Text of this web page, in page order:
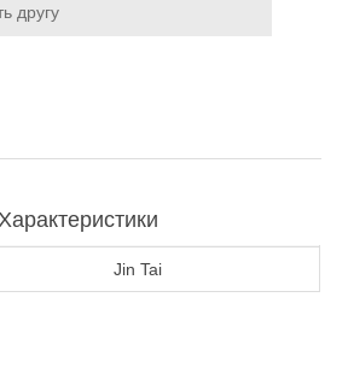
другу
Характеристики
Jin Tai